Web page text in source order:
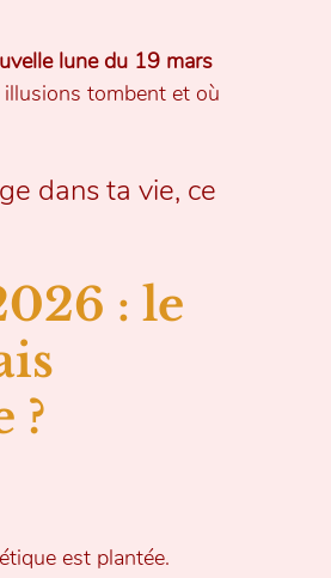
lune du 19 mars
tombent et où
dans ta vie, ce
: le
?
est plantée.